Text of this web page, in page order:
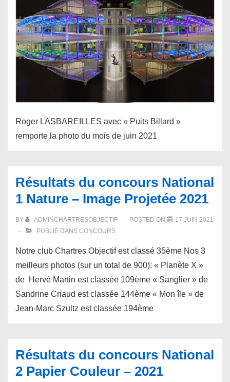
2021
Roger LASBAREILLES avec « Puits Billard »
remporte la photo du mois de juin 2021
Résultats du concours National
1 Nature – Image Projetée 2021
BY ADMINCHARTRESOBJECTIF POSTED ON
17 JUIN 2021
PUBLIÉ DANS CONCOURS
Notre club Chartres Objectif est classé 35ème Nos 3
meilleurs photos (sur un total de 900): « Planète X »
de Hervé Martin est classée 109ème « Sanglier » de
Sandrine Criaud est classée 144ème « Mon île » de
Jean-Marc Szultz est classée 194ème
Résultats du concours National
2 Papier Couleur – 2021